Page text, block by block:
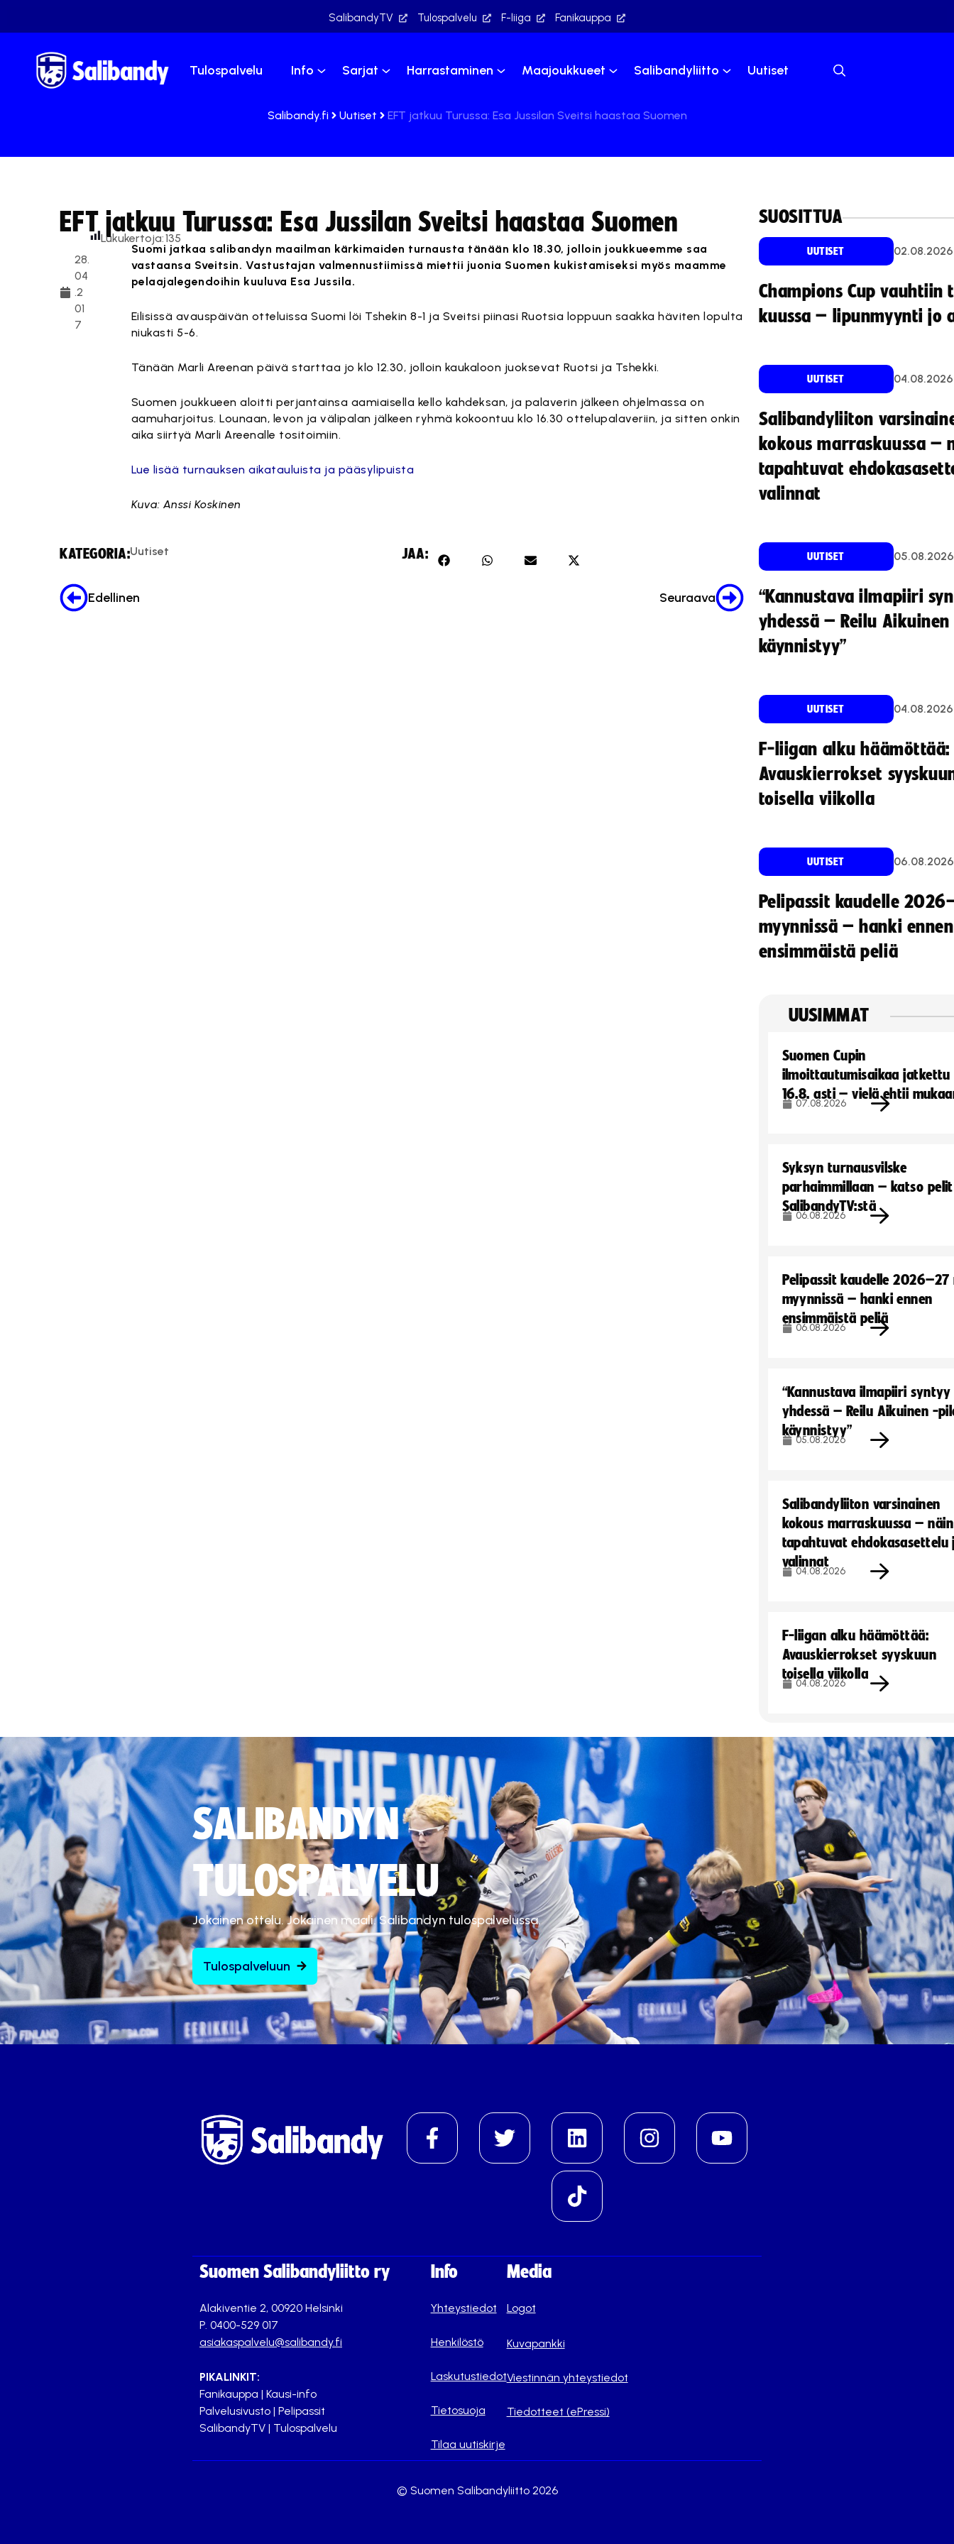
SalibandyTV Tulospalvelu F-liiga Fanikauppa
Tulospalvelu Info Sarjat Harrastaminen Maajoukkueet Salibandyliitto Uutiset
Salibandy.fi Uutiset EFT jatkuu Turussa: Esa Jussilan Sveitsi haastaa Suomen
EFT jatkuu Turussa: Esa Jussilan Sveitsi haastaa Suomen
28.
04
.2
01
7
Lukukertoja:135
Suomi jatkaa salibandyn maailman kärkimaiden turnausta tänään klo 18.30, jolloin joukkueemme saa
vastaansa Sveitsin. Vastustajan valmennustiimissä miettii juonia Suomen kukistamiseksi myös maamme
pelaajalegendoihin kuuluva Esa Jussila.
Eilisissä avauspäivän otteluissa Suomi löi Tshekin 8-1 ja Sveitsi piinasi Ruotsia loppuun saakka häviten lopulta
niukasti 5-6.
Tänään Marli Areenan päivä starttaa jo klo 12.30, jolloin kaukaloon juoksevat Ruotsi ja Tshekki.
Suomen joukkueen aloitti perjantainsa aamiaisella kello kahdeksan, ja palaverin jälkeen ohjelmassa on
aamuharjoitus. Lounaan, levon ja välipalan jälkeen ryhmä kokoontuu klo 16.30 ottelupalaveriin, ja sitten onkin
aika siirtyä Marli Areenalle tositoimiin.
Lue lisää turnauksen aikatauluista ja pääsylipuista
Kuva: Anssi Koskinen
KATEGORIA:Uutiset JAA:
Edellinen Seuraava
SUOSITTUA
UUTISET 02.08.2026
Champions Cup vauhtiin
kuussa – lipunmyynti jo
UUTISET 04.08.2026
Salibandyliiton
kokous marraskuussa –
tapahtuvat
valinnat
UUTISET 05.08.2026
“Kannustava ilmapiiri
yhdessä – Reilu
käynnistyy”
UUTISET 04.08.2026
F-liigan alku häämöttää:
Avauskierrokset
toisella viikolla
UUTISET 06.08.2026
Pelipassit kaudelle
myynnissä – hanki ennen
ensimmäistä peliä
UUSIMMAT
Suomen Cupin
ilmoittautumisaikaa jatkettu
16.8. asti – vielä ehtii
07.08.2026
Syksyn turnausvilske
parhaimmillaan – katso pelit
SalibandyTV:stä
06.08.2026
Pelipassit kaudelle
myynnissä – hanki ennen
ensimmäistä peliä
06.08.2026
“Kannustava ilmapiiri syntyy
yhdessä – Reilu Aikuinen -
käynnistyy”
05.08.2026
Salibandyliiton varsinainen
kokous marraskuussa – näin
tapahtuvat ehdokasasettelu
valinnat
04.08.2026
F-liigan alku häämöttää:
Avauskierrokset syyskuun
toisella viikolla
04.08.2026
SALIBANDYN
TULOSPALVELU
Jokainen ottelu. Jokainen maali. Salibandyn tulospalvelussa.
Tulospalveluun
Suomen Salibandyliitto ry
Alakiventie 2, 00920 Helsinki
P. 0400-529 017
asiakaspalvelu@salibandy.fi
PIKALINKIT:
Fanikauppa | Kausi-info
Palvelusivusto | Pelipassit
SalibandyTV | Tulospalvelu
Info
Yhteystiedot
Henkilöstö
Laskutustiedot
Tietosuoja
Tilaa uutiskirje
Media
Logot
Kuvapankki
Viestinnän yhteystiedot
Tiedotteet (ePressi)
© Suomen Salibandyliitto 2026